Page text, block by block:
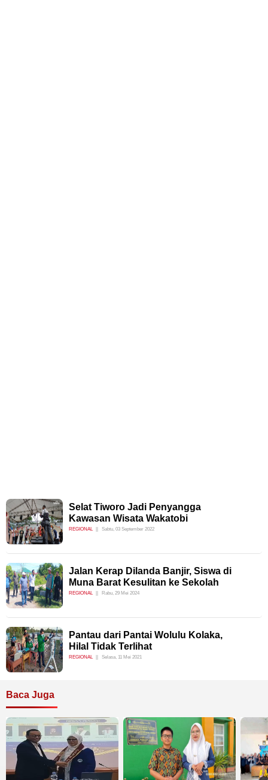
Selat Tiworo Jadi Penyangga
Kawasan Wisata Wakatobi
REGIONAL Sabtu, 03 September 2022
Jalan Kerap Dilanda Banjir, Siswa di
Muna Barat Kesulitan ke Sekolah
REGIONAL Rabu, 29 Mei 2024
Pantau dari Pantai Wolulu Kolaka,
Hilal Tidak Terlihat
REGIONAL Selasa, 11 Mei 2021
Baca Juga